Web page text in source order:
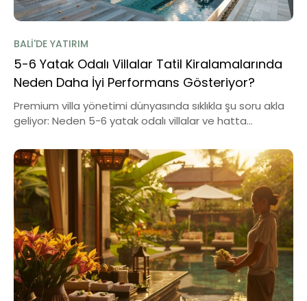
BALI'DE YATIRIM
5-6 Yatak Odalı Villalar Tatil Kiralamalarında
Neden Daha İyi Performans Gösteriyor?
Premium villa yönetimi dünyasında sıklıkla şu soru akla
geliyor: Neden 5-6 yatak odalı villalar ve hatta...